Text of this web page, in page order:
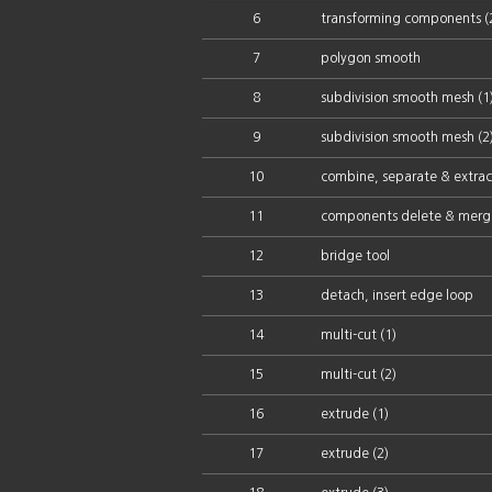
6 transforming components
7 polygon smooth
8 subdivision smooth mesh (1)
9 subdivision smooth mesh (2)
10 combine, separate &
11 components delete &
12 bridge tool
13 detach, insert edge loop
14 multi-cut (1)
15 multi-cut (2)
16 extrude (1)
17 extrude (2)